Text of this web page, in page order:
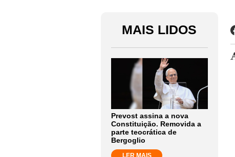
MAIS LIDOS
Prevost assina a nova
Constituição. Removida a
parte teocrática de
Bergoglio
LER MAIS